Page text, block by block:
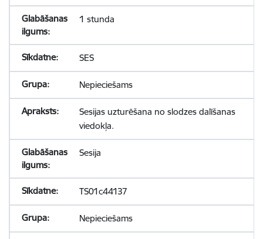
1 stunda
SES
Nepieciešams
Sesijas uzturēšana no slodzes dalīšanas
viedokļa.
Sesija
TS01c44137
Nepieciešams